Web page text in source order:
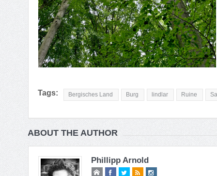
Tags: Bergisches Land Burg lindlar Ruine
ABOUT THE AUTHOR
Phillipp Arnold